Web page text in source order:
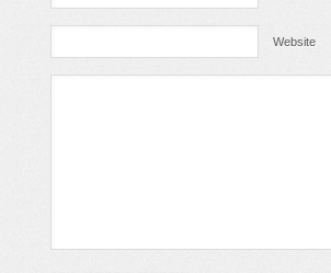
Website